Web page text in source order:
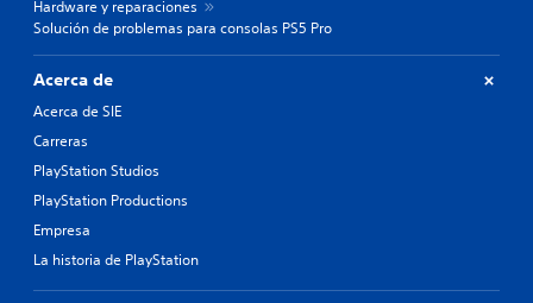
Hardware y reparaciones
Solución de problemas para consolas PS5 Pro
Acerca de
Acerca de SIE
Carreras
PlayStation Studios
PlayStation Productions
Empresa
La historia de PlayStation